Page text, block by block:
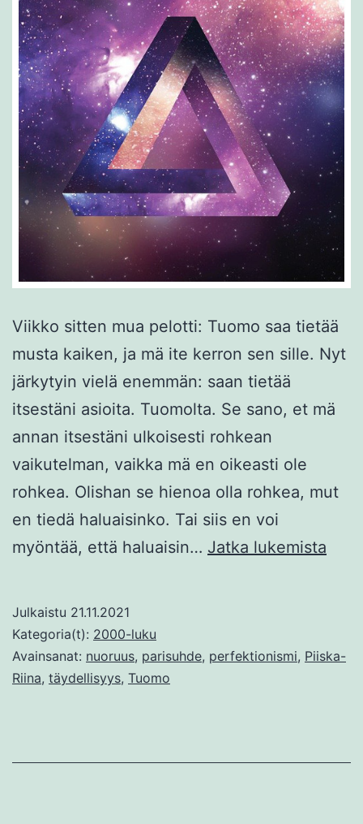
Viikko sitten mua pelotti: Tuomo saa tietää
musta kaiken, ja mä ite kerron sen sille. Nyt
järkytyin vielä enemmän: saan tietää
itsestäni asioita. Tuomolta. Se sano, et mä
annan itsestäni ulkoisesti rohkean
vaikutelman, vaikka mä en oikeasti ole
rohkea. Olishan se hienoa olla rohkea, mut
en tiedä haluaisinko. Tai siis en voi
myöntää, että haluaisin… Jatka lukemista
Julkaistu 21.11.2021
Kategoria(t): 2000-luku
Avainsanat: nuoruus, parisuhde, perfektionismi, Piiska-
Riina, täydellisyys, Tuomo